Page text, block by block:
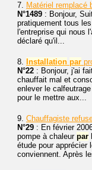
7. Matériel remplacé
N°1489 : Bonjour,
pratiquement tous
l'entreprise qui nous
déclaré qu'il...
8. Installation par
N°22 : Bonjour, j'ai
chauffait mal et
enlever le
pour le mettre aux...
9. Chauffagiste
N°29 : En février
pompe à chaleur par
étude pour apprécier
conviennent. Après